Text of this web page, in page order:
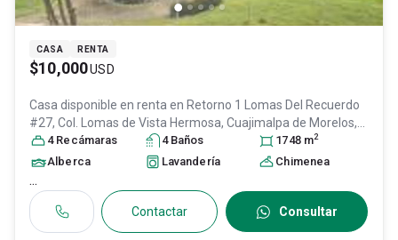
CASA RENTA
$10,000USD
Casa disponible en renta en Retorno 1 Lomas Del Recuerdo
#27, Col. Lomas de Vista Hermosa, Cuajimalpa de Morelos,
DF / CDMX, México , C.P. 05100, ID: 5814495
4 Recámaras 4 Baños 1748 m2
Alberca Lavandería Chimenea
...
Contactar Consultar